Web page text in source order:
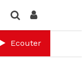
Ecouter